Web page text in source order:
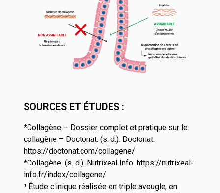
SOURCES ET ÉTUDES :
*Collagène – Dossier complet et pratique sur le
collagène – Doctonat. (s. d.). Doctonat.
https://doctonat.com/collagene/
*Collagène. (s. d.). Nutrixeal Info. https://nutrixeal-
info.fr/index/collagene/
¹ Étude clinique réalisée en triple aveugle, en